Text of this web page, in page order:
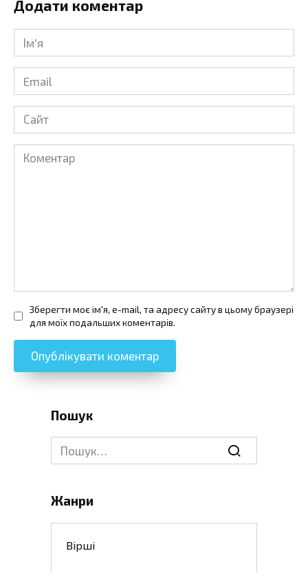
Додати коментар
Ім'я
Email
Сайт
Коментар
Зберегти моє ім'я, e-mail, та адресу сайту в цьому браузері
для моїх подальших коментарів.
Пошук
Search
for:
Жанри
Вірші